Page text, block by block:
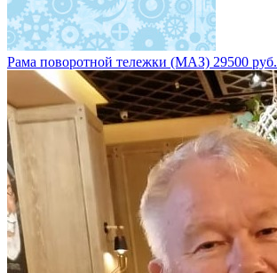
Рама поворотной тележки (МАЗ) 29500 руб.